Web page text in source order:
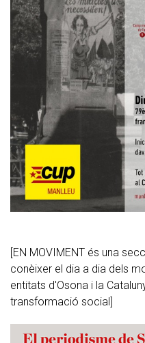
[EN MOVIMENT és una
conèixer el dia a dia dels
entitats d'Osona i la
transformació social]